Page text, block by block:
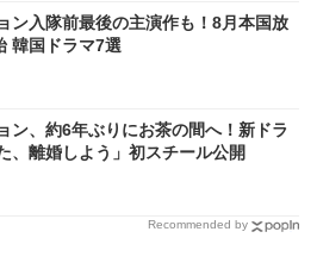
ン入隊前最後の主演作も！8月本国放
韓国ドラマ7選
ン、約6年ぶりにお茶の間へ！新ドラ
、離婚しよう」初スチール公開
Recommended by